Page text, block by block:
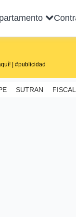
| #publicidad
SUTRAN